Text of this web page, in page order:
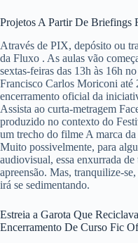
Projetos A Partir De Briefings
Através de PIX, depósito ou
da Fluxo . As aulas vão
sextas-feiras das 13h às 16h
Francisco Carlos Moriconi até
encerramento oficial da
Assista ao curta-metragem
produzido no contexto do
um trecho do filme A marca
Muito possivelmente, para
audiovisual, essa enxurrada
apreensão. Mas, tranquilize-
irá se sedimentando.
Estreia a Garota Que
Encerramento De Curso Fic